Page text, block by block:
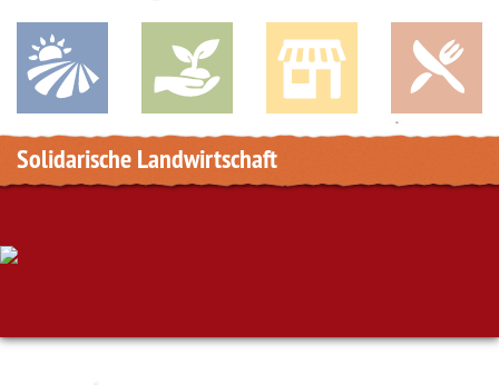
Solidarische Landwirtschaft